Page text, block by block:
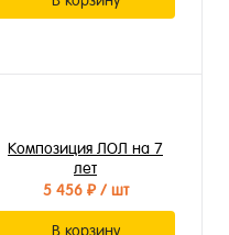
Композиция ЛОЛ на 7
лет
5 456 ₽/ шт
В корзину